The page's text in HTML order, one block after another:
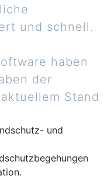
und schnell.
haben
der
Stand
und